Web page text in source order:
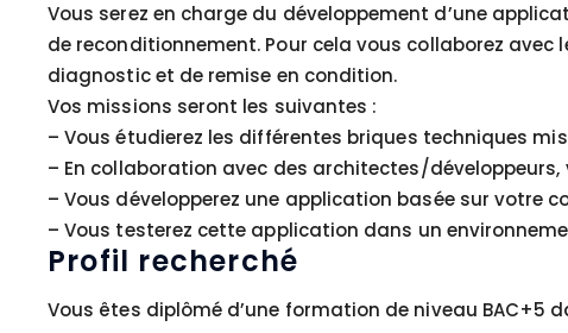
Vous serez en charge du développement d’une
de reconditionnement. Pour cela vous collaborez avec
diagnostic et de remise en condition.
Vos missions seront les suivantes :
– Vous étudierez les différentes briques techniques
– En collaboration avec des architectes/
– Vous développerez une application basée sur votre
– Vous testerez cette application dans un
Profil recherché
Vous êtes diplômé d’une formation de niveau BAC+5